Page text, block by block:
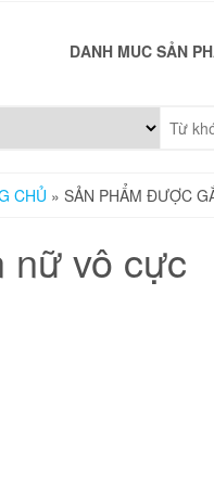
DANH MUC SẢN
CHỦ » SẢN PHẨM ĐƯỢC
nữ vô cực